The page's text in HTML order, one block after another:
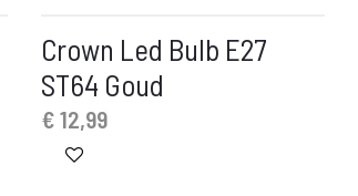
Crown Led Bulb E27
ST64 Goud
€12,99